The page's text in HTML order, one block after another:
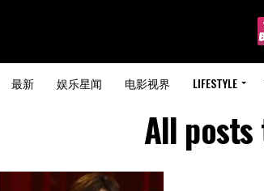
最新 娱乐星闻 电影视界 LIFESTYLE
All